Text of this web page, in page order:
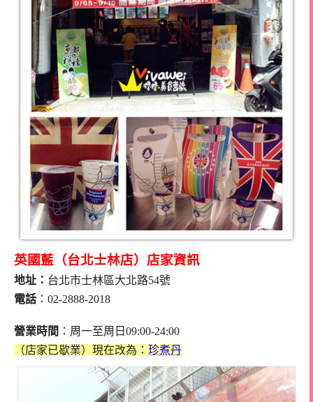
英國藍（台北士林店）店家資訊
地址： 台北市士林區大北路54號
電話 ：02-2888-2018
營業時間 ：周一至周日09:00-24:00
（店家已歇業） 現在改為： 珍煮丹